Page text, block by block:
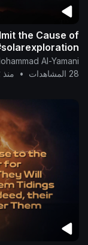
the Cause of
28 المشاهدات
• منذ 2 سنوات